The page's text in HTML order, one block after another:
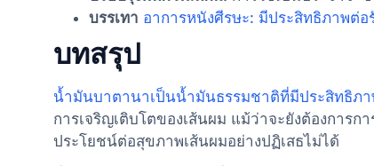
บรรเทา อาการหนังศีรษะ: มีประสิทธิภาพต่อ
บทสรุป
น้ำมันบาตานาเป็นน้ำมันธรรมชาติที่มีประสิทธิภ
การเจริญเติบโตของเส้นผม แม้ว่าจะยังต้องการ
ประโยชน์ต่อสุขภาพเส้นผมอย่างปฏิเสธไม่ได้